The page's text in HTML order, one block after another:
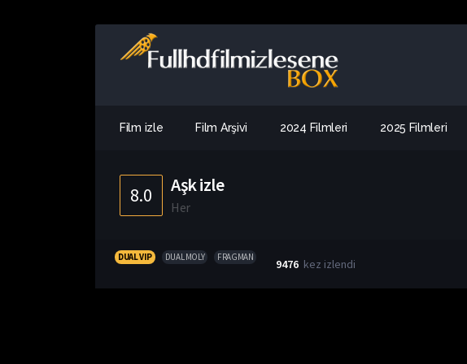
Film izle Film Arşivi 2024 Filmleri 2025 Filmleri
8.0 Aşk izle
Her
DUAL VIP DUAL MOLY FRAGMAN 9476 kez izlendi